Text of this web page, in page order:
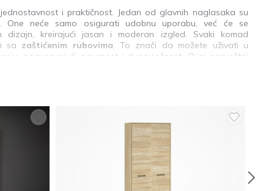
i praktičnost. Jedan od glavnih naglasaka su
One neće samo osigurati udobnu uporabu, već će se
dizajn, kreirajući jasan i moderan izgled. Svaki komad
sa zaštićenim rubovima. To znači da možete uživati u
osiguravajući sigurnost i dugovječnost. Ovaj namještaj
koja se lako uklapa u interijere različitih stilova. Bez obzira